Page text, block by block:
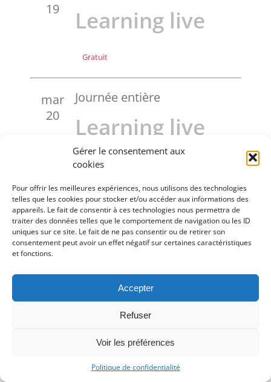
Gérer le consentement aux
cookies
Pour offrir les meilleures expériences, nous utilisons des technologies
telles que les cookies pour stocker et/ou accéder aux informations des
appareils. Le fait de consentir à ces technologies nous permettra de
traiter des données telles que le comportement de navigation ou les ID
uniques sur ce site. Le fait de ne pas consentir ou de retirer son
consentement peut avoir un effet négatif sur certaines caractéristiques
et fonctions.
Accepter
Refuser
Voir les préférences
Politique de confidentialité
19
Learning live
Gratuit
mar
20
Journée entière
Learning live
Gratuit
mer
21
Journée entière
Learning live
Journée entière
Learning live